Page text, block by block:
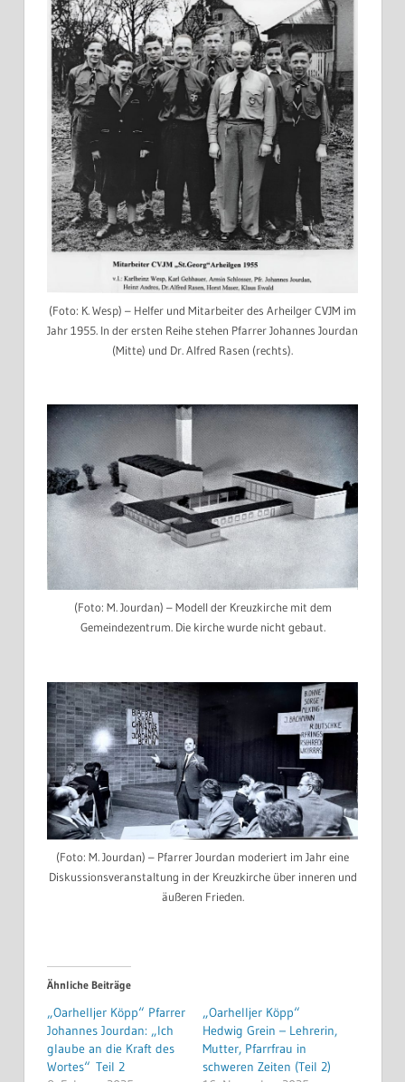
(Foto: K. Wesp) – Helfer und Mitarbeiter des Arheilger CVJM im
Jahr 1955. In der ersten Reihe stehen Pfarrer Johannes Jourdan
(Mitte) und Dr. Alfred Rasen (rechts).
(Foto: M. Jourdan) – Modell der Kreuzkirche mit dem
Gemeindezentrum. Die kirche wurde nicht gebaut.
(Foto: M. Jourdan) – Pfarrer Jourdan moderiert im Jahr eine
Diskussionsveranstaltung in der Kreuzkirche über inneren und
äußeren Frieden.
Ähnliche Beiträge
„Oarhelljer Köpp“ Pfarrer
Johannes Jourdan: „Ich
glaube an die Kraft des
Wortes“ Teil 2
„Oarhelljer Köpp“
Hedwig Grein – Lehrerin,
Mutter, Pfarrfrau in
schweren Zeiten (Teil 2)